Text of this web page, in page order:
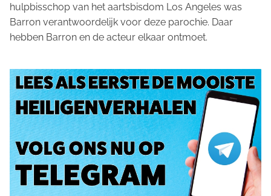
hulpbisschop van het aartsbisdom Los Angeles was
Barron verantwoordelijk voor deze parochie. Daar
hebben Barron en de acteur elkaar ontmoet.